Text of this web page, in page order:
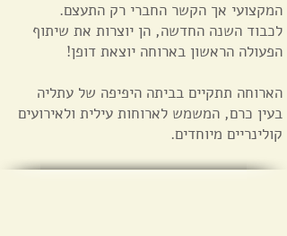
המקצועי אך הקשר החברי רק התעצם.
לכבוד השנה החדשה, הן יוצרות את שיתוף
הפעולה הראשון בארוחה יוצאת דופן!
הארוחה תתקיים בביתה היפיפה של עתליה
בעין כרם, המשמש לארוחות עילית ולאירועים
קולינריים מיוחדים.